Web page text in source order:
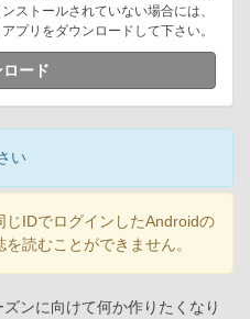
ストールされていない場合には、
プリをダウンロードして下さい。
ード
い
IDでログインしたAndroidの
読むことができません。
ンに向けて何か作りたくなり